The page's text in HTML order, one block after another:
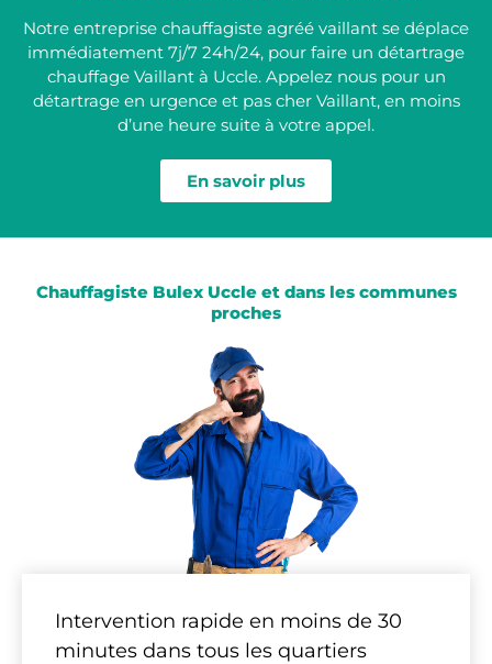
Notre entreprise chauffagiste agréé vaillant se déplace
immédiatement 7j/7 24h/24, pour faire un détartrage
chauffage Vaillant à Uccle. Appelez nous pour un
détartrage en urgence et pas cher Vaillant, en moins
d’une heure suite à votre appel.
En savoir plus
Chauffagiste Bulex Uccle et dans les communes
proches
Intervention rapide en moins de 30
minutes dans tous les quartiers